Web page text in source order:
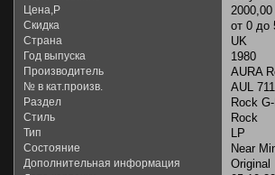
Цена,Р 2000,00
Скидка от 0 до
Страна UK
Год выпуска 1980
Производитель AURA
№ в кат.произв. AUL 711
Раздел Rock
Стиль Rock
Тип LP
Состояние Near
Дополнительная информация Original